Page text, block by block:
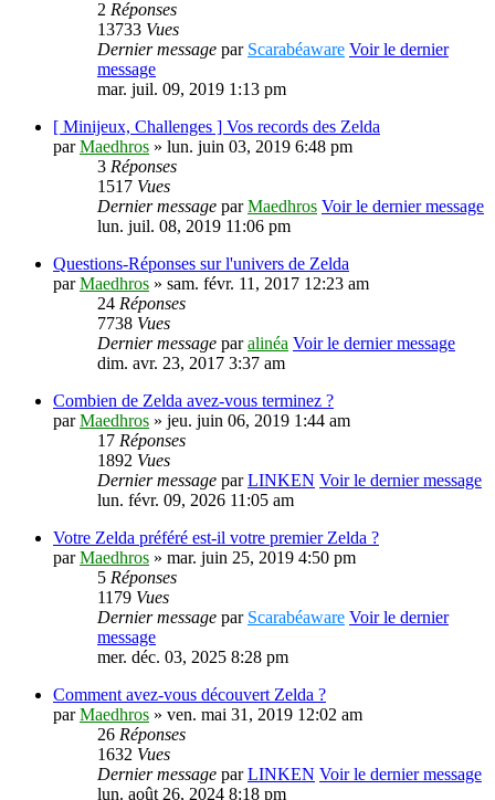
2 Réponses
13733 Vues
Dernier message par Scarabéaware Voir le dernier
message
mar. juil. 09, 2019 1:13 pm
[ Minijeux, Challenges ] Vos records des Zelda
parMaedhros » lun. juin 03, 2019 6:48 pm
3 Réponses
1517 Vues
Dernier message parMaedhros Voir le dernier message
lun. juil. 08, 2019 11:06 pm
Questions-Réponses sur l'univers de Zelda
parMaedhros » sam. févr. 11, 2017 12:23 am
24 Réponses
7738 Vues
Dernier message paralinéa Voir le dernier message
dim. avr. 23, 2017 3:37 am
Combien de Zelda avez-vous terminez ?
parMaedhros » jeu. juin 06, 2019 1:44 am
17 Réponses
1892 Vues
Dernier message parLINKEN Voir le dernier message
lun. févr. 09, 2026 11:05 am
Votre Zelda préféré est-il votre premier Zelda ?
parMaedhros » mar. juin 25, 2019 4:50 pm
5 Réponses
1179 Vues
Dernier message par Scarabéaware Voir le dernier
message
mer. déc. 03, 2025 8:28 pm
Comment avez-vous découvert Zelda ?
parMaedhros » ven. mai 31, 2019 12:02 am
26 Réponses
1632 Vues
Dernier message parLINKEN Voir le dernier message
lun. août 26, 2024 8:18 pm